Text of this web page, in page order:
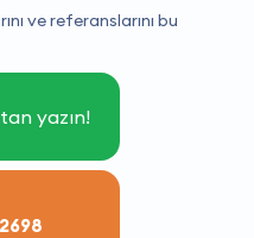
ve referanslarını bu
yazın!